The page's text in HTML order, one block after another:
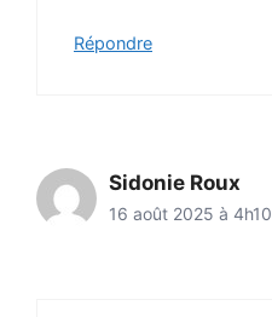
Répondre
Sidonie Roux
16 août 2025 à 4h10